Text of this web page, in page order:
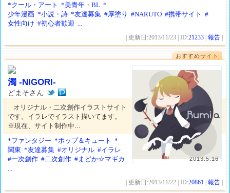
*クール・アート
*美青年・BL *
少年漫画 *小説・詩 *友達募集 #厚塗り #NARUTO #携帯サイト
#
女性向け #初心者歓迎 ...
| 更新日:2013/11/23 | ID:21233 |報告
おすすめサイト
2013.5.16
濁 -NIGORI-
どまそさん
オリジナル・二次創作イラストサイト
です。イラレでイラスト描いてます。
※現在、サイト制作中...
*ファンタジー *ポップ＆キュート
*
関東 *友達募集 #オリジナル #イラレ
#一次創作 #二次創作 #まどか☆マギカ
...
| 更新日:2013/11/22 | ID:20861 |報告